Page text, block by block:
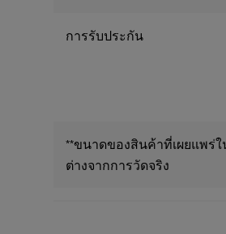
การรับประกัน
**ขนาดของสินค้าที่เผยแพร่
ต่างจากการวัดจริง